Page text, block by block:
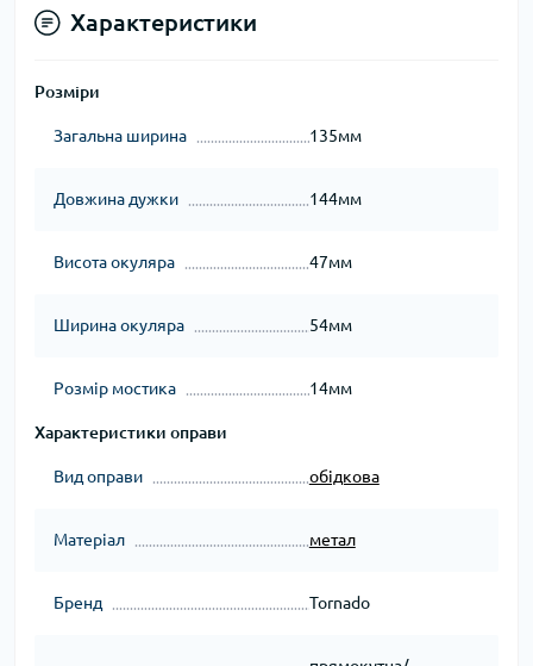
Характеристики
Розміри
Загальна ширина 135мм
Довжина дужки 144мм
Висота окуляра 47мм
Ширина окуляра 54мм
Розмір мостика 14мм
Характеристики оправи
Вид оправи обідкова
Матеріал метал
Бренд Tornado